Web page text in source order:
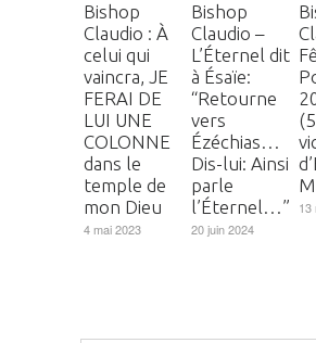
Bishop
Claudio : À
celui qui
vaincra, JE
FERAI DE
LUI UNE
COLONNE
dans le
temple de
mon Dieu
4 mai 2023
Bishop
Claudio –
L’Éternel dit
à Ésaïe:
“Retourne
vers
Ézéchias…
Dis-lui: Ainsi
parle
l’Éternel…”
20 juin 2024
13